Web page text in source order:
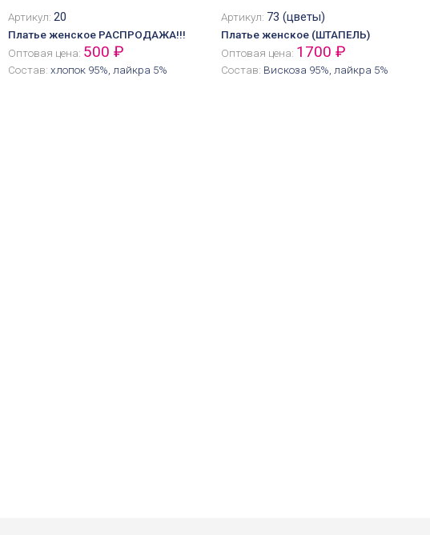
Артикул:20
Платье женское РАСПРОДАЖА!!!
Оптовая цена: 500 ₽
Состав:хлопок 95%, лайкра 5%
Артикул: 73 (цветы)
Платье женское (ШТАПЕЛЬ)
Оптовая цена: 1700 ₽
Состав: Вискоза 95%, лайкра 5%